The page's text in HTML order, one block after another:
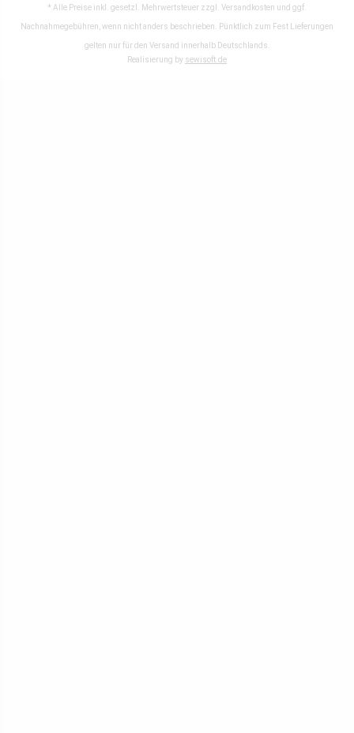
* Alle Preise inkl. gesetzl. Mehrwertsteuer zzgl. Versandkosten und ggf.
Nachnahmegebühren, wenn nicht anders beschrieben. Pünktlich zum Fest Lieferungen
gelten nur für den Versand innerhalb Deutschlands.
Realisierung by sewisoft.de